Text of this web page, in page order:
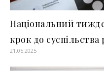
Національний
крок до
21.05.2025